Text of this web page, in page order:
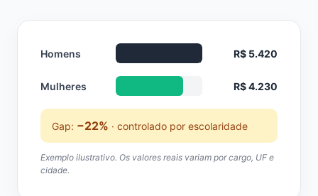
Homens R$ 5.420
Mulheres R$ 4.230
Gap: −22% · controlado por escolaridade
Exemplo ilustrativo. Os valores reais variam por cargo, UF e
cidade.